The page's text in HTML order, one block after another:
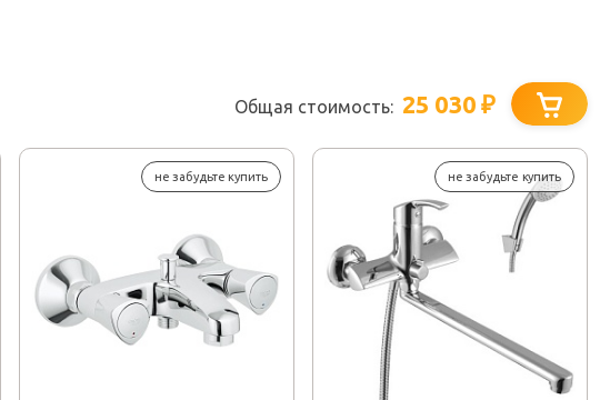
Общая стоимость: 25 030₽
не забудьте купить не забудьте купить